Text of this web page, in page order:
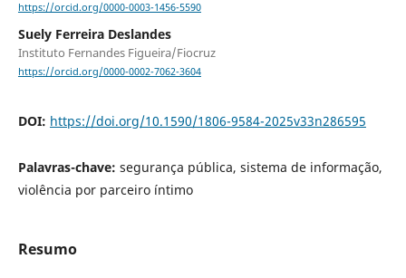
https://orcid.org/0000-0003-1456-5590
Suely Ferreira Deslandes
Instituto Fernandes Figueira/Fiocruz
https://orcid.org/0000-0002-7062-3604
DOI: https://doi.org/10.1590/1806-9584-2025v33n286595
Palavras-chave: segurança pública, sistema de informação,
violência por parceiro íntimo
Resumo